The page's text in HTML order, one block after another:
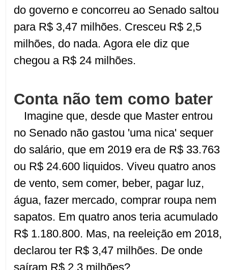
do governo e concorreu ao Senado saltou
para R$ 3,47 milhões. Cresceu R$ 2,5
milhões, do nada. Agora ele diz que
chegou a R$ 24 milhões.
Conta não tem como bater
Imagine que, desde que Master entrou
no Senado não gastou 'uma nica' sequer
do salário, que em 2019 era de R$ 33.763
ou R$ 24.600 liquidos. Viveu quatro anos
de vento, sem comer, beber, pagar luz,
água, fazer mercado, comprar roupa nem
sapatos. Em quatro anos teria acumulado
R$ 1.180.800. Mas, na reeleição em 2018,
declarou ter R$ 3,47 milhões. De onde
saíram R$ 2,3 milhões?